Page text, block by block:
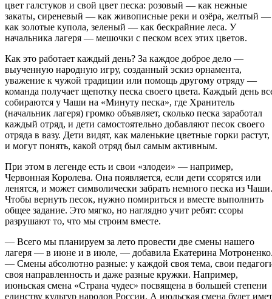
цвет галстуков и свой цвет песка: розовый — как нежные
закаты, сиреневый — как живописные реки и озёра, желтый —
как золотые купола, зеленый — как бескрайние леса. У
начальника лагеря — мешочки с песком всех этих цветов.
Как это работает каждый день? За каждое доброе дело —
выученную народную игру, созданный эскиз орнамента,
уважение к чужой традиции или помощь другому отряду —
команда получает щепотку песка своего цвета. Каждый день
собираются у Чаши на «Минуту песка», где Хранитель
(начальник лагеря) громко объявляет, сколько песка заработал
каждый отряд, и дети самостоятельно добавляют песок своего
отряда в вазу. Дети видят, как маленькие цветные горки растут,
и могут понять, какой отряд был самым активным.
При этом в легенде есть и свои «злодеи» — например,
Червонная Королева. Она появляется, если дети ссорятся или
ленятся, и может символически забрать немного песка из Чаши.
Чтобы вернуть песок, нужно помириться и вместе выполнить
общее задание. Это мягко, но наглядно учит ребят: ссоры
разрушают то, что мы строим вместе.
— Всего мы планируем за лето провести две смены нашего
лагеря — в июне и в июле, — добавила Екатерина
— Смены абсолютно разные: у каждой своя тема, свои
своя направленность и даже разные кружки. Например,
июньская смена «Страна чудес» посвящена в большей степени
единству культур народов России. А июльская смена будет